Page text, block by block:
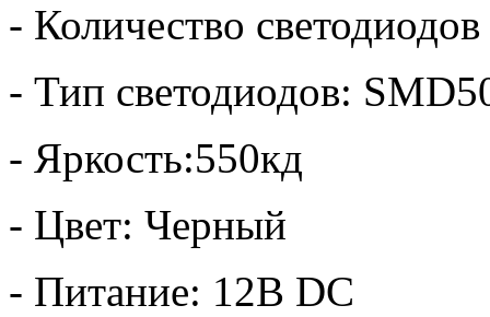
- Количество
- Тип светодиодов:
- Яркость:550кд
- Цвет: Черный
- Питание: 12В DC